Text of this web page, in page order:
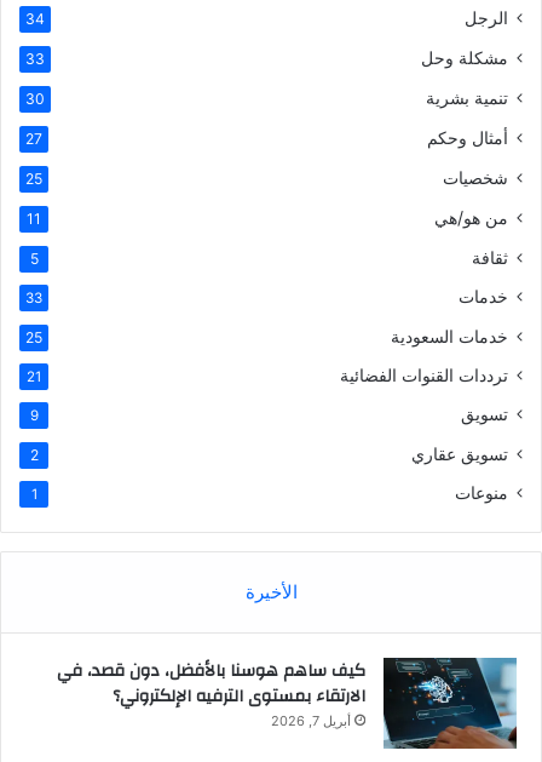
الرجل 34
مشكلة وحل 33
تنمية بشرية 30
أمثال وحكم 27
شخصيات 25
من هو/هي 11
ثقافة 5
خدمات 33
خدمات السعودية 25
ترددات القنوات الفضائية 21
تسويق 9
تسويق عقاري 2
منوعات 1
الأخيرة
كيف ساهم هوسنا بالأفضل، دون قصد، في
الارتقاء بمستوى الترفيه الإلكتروني؟
أبريل 7, 2026